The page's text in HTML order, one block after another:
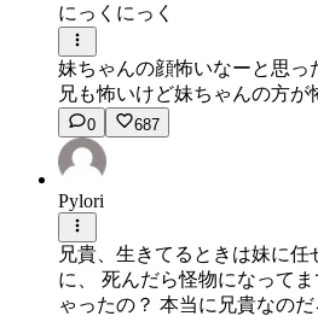
にっくにっく
妹ちゃんの顔怖いなーと思
兄も怖いけど妹ちゃんの方
0 687
Pylori
兄貴、生きてるときは妹に
に、 死んだら怪物になって
ゃったの？ 本当に兄貴なのだ